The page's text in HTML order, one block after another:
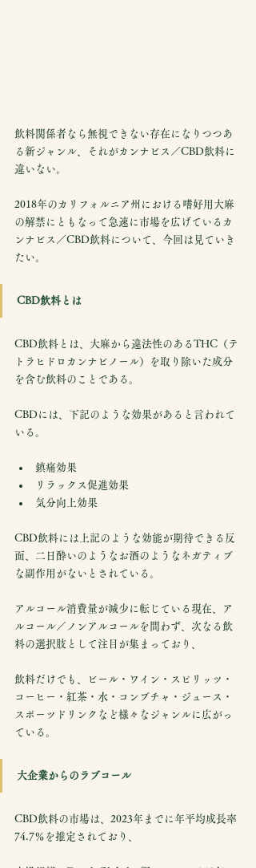
飲料関係者なら無視できない存在になりつつあ
る新ジャンル、それがカンナビス／CBD飲料に
違いない。
2018年のカリフォルニア州における嗜好用大麻
の解禁にともなって急速に市場を広げているカ
ンナビス／CBD飲料について、今回は見ていき
たい。
CBD飲料とは
CBD飲料とは、大麻から違法性のあるTHC（テ
トラヒドロカンナビノール）を取り除いた成分
を含む飲料のことである。
CBDには、下記のような効果があると言われて
いる。
鎮痛効果
リラックス促進効果
気分向上効果
CBD飲料には上記のような効能が期待できる反
面、二日酔いのようなお酒のようなネガティブ
な副作用がないとされている。
アルコール消費量が減少に転じている現在、ア
ルコール／ノンアルコールを問わず、次なる飲
料の選択肢として注目が集まっており、
飲料だけでも、ビール・ワイン・スピリッツ・
コーヒー・紅茶・水・コンブチャ・ジュース・
スポーツドリンクなど様々なジャンルに広がっ
ている。
大企業からのラブコール
CBD飲料の市場は、2023年までに年平均成長率
74.7％を推定されており、